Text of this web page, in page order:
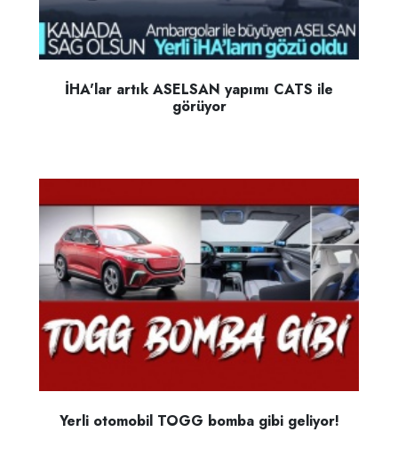
İHA'lar artık ASELSAN yapımı CATS ile
görüyor
Yerli otomobil TOGG bomba gibi geliyor!